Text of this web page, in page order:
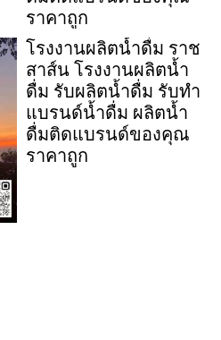
ราคาถูก
โรงงานผลิตน้ำดื่ม ราช
สาส์น โรงงานผลิตน้ำ
ดื่ม รับผลิตน้ำดื่ม รับทำ
แบรนด์น้ำดื่ม ผลิตน้ำ
ดื่มติดแบรนด์ของคุณ
ราคาถูก